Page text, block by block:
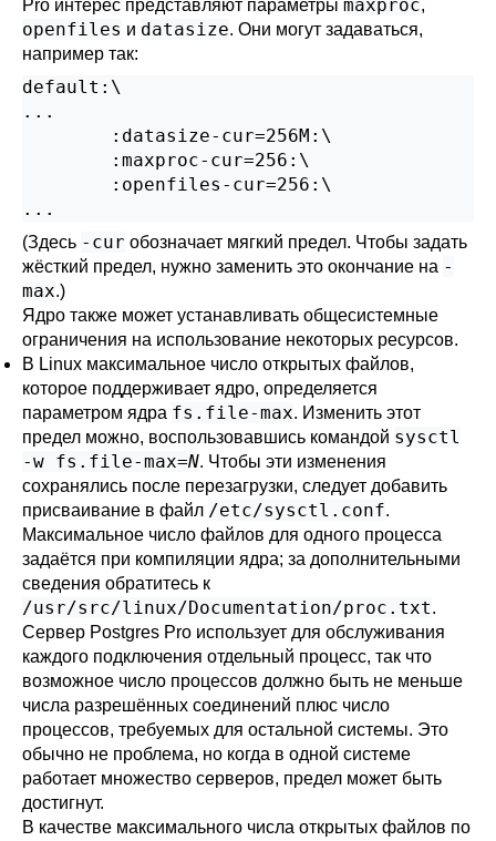
Pro интерес представляют параметры maxproc,
openfiles и datasize. Они могут задаваться,
например так:
default:\
...
        :datasize-cur=256M:\
        :maxproc-cur=256:\
        :openfiles-cur=256:\
...
(Здесь -cur обозначает мягкий предел. Чтобы задать
жёсткий предел, нужно заменить это окончание на -
max.)
Ядро также может устанавливать общесистемные
ограничения на использование некоторых ресурсов.
В Linux максимальное число открытых файлов,
которое поддерживает ядро, определяется
параметром ядра fs.file-max. Изменить этот
предел можно, воспользовавшись командой sysctl
-w fs.file-max=N. Чтобы эти изменения
сохранялись после перезагрузки, следует добавить
присваивание в файл /etc/sysctl.conf.
Максимальное число файлов для одного процесса
задаётся при компиляции ядра; за дополнительными
сведения обратитесь к
/usr/src/linux/Documentation/proc.txt.
Сервер Postgres Pro использует для обслуживания
каждого подключения отдельный процесс, так что
возможное число процессов должно быть не меньше
числа разрешённых соединений плюс число
процессов, требуемых для остальной системы. Это
обычно не проблема, но когда в одной системе
работает множество серверов, предел может быть
достигнут.
В качестве максимального числа открытых файлов по